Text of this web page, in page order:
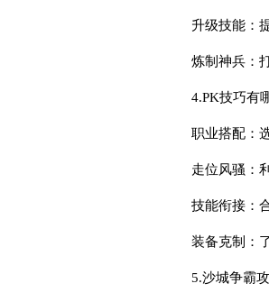
升级技能：
炼制神兵：
4.PK技巧有
职业搭配：
走位风骚：
技能衔接：
装备克制：
5.沙城争霸